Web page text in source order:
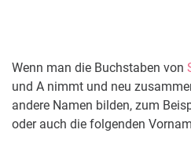
Wenn man die Buchstaben von
und A nimmt und neu
andere Namen bilden, zum
oder auch die folgenden